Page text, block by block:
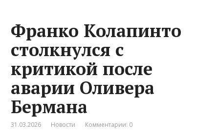
Франко Колапинто
столкнулся с
критикой после
аварии Оливера
Бермана
31.03.2026 Новости Комментарии: 0